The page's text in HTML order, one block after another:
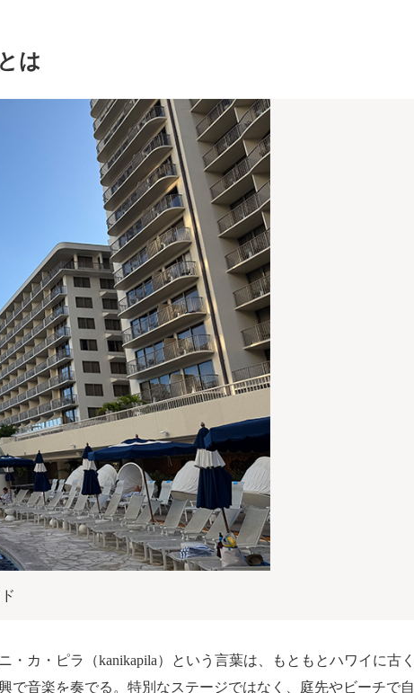
は
カ・ピラ（kanikapila）という言葉は、もともとハワイに古
音楽を奏でる。特別なステージではなく、庭先やビーチで